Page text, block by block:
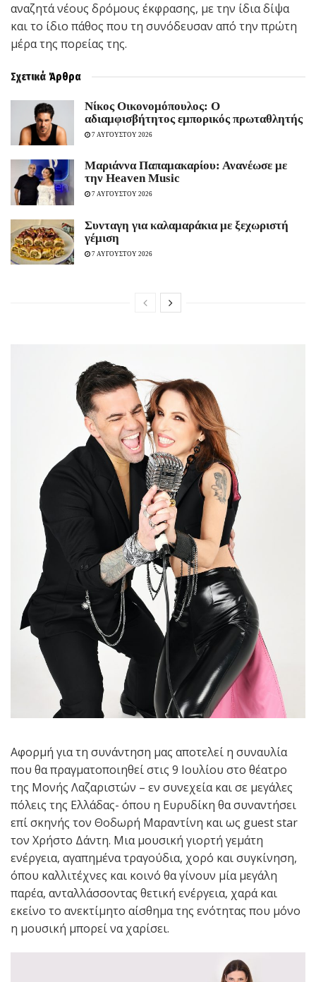
αναζητά νέους δρόμους έκφρασης, με την ίδια δίψα
και το ίδιο πάθος που τη συνόδευσαν από την πρώτη
μέρα της πορείας της.
Σχετικά Άρθρα
Νίκος Οικονομόπουλος: Ο
αδιαμφισβήτητος εμπορικός πρωταθλητής
7 ΑΥΓΟΥΣΤΟΥ 2026
Μαριάννα Παπαμακαρίου: Ανανέωσε με
την Heaven Music
7 ΑΥΓΟΥΣΤΟΥ 2026
Συνταγη για καλαμαράκια με ξεχωριστή
γέμιση
7 ΑΥΓΟΥΣΤΟΥ 2026
Αφορμή για τη συνάντηση μας αποτελεί η συναυλία
που θα πραγματοποιηθεί στις 9 Ιουλίου στο θέατρο
της Μονής Λαζαριστών – εν συνεχεία και σε μεγάλες
πόλεις της Ελλάδας- όπου η Ευρυδίκη θα συναντήσει
επί σκηνής τον Θοδωρή Μαραντίνη και ως guest star
τον Χρήστο Δάντη. Μια μουσική γιορτή γεμάτη
ενέργεια, αγαπημένα τραγούδια, χορό και συγκίνηση,
όπου καλλιτέχνες και κοινό θα γίνουν μία μεγάλη
παρέα, ανταλλάσσοντας θετική ενέργεια, χαρά και
εκείνο το ανεκτίμητο αίσθημα της ενότητας που μόνο
η μουσική μπορεί να χαρίσει.